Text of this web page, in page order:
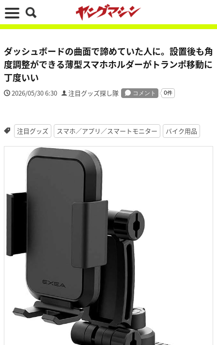
ダッシュボードの曲面で諦めていた人に。設置後も角
度調整ができる薄型スマホホルダーがトランポ移動に
丁度いい
2026/05/30 6:30 注目グッズ探し隊
注目グッズ スマホ／アプリ／スマートモニター バイク用品